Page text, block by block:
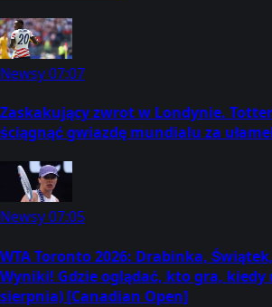
Newsy07:07
Zaskakujący zwrot w Londynie.
ściągnąć gwiazdę mundialu za
Newsy07:05
WTA Toronto 2026: Drabinka,
Wyniki! Gdzie oglądać, kto gra, kiedy
sierpnia) [Canadian Open]